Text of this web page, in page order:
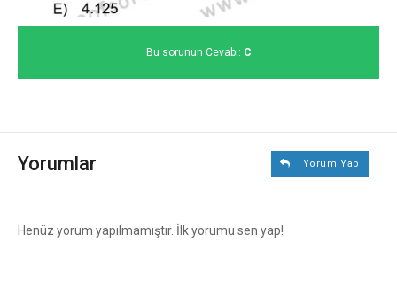
Bu sorunun Cevabı: C
Yorumlar Yorum Yap
Henüz yorum yapılmamıştır. İlk yorumu sen yap!